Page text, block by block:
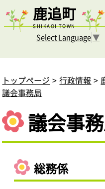
鹿追町
SHIKAOI TOWN
Select Language▼
トップページ 行政情報
議会事務局
議会事
総務係